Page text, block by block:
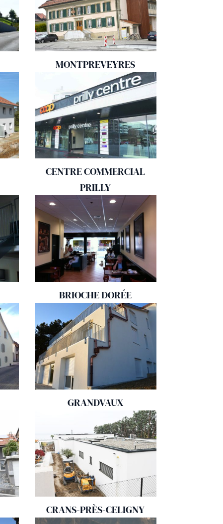
MONTPREVEYRES
CENTRE COMMERCIAL
PRILLY
BRIOCHE DORÉE
GRANDVAUX
CRANS-PRÈS-CELIGNY